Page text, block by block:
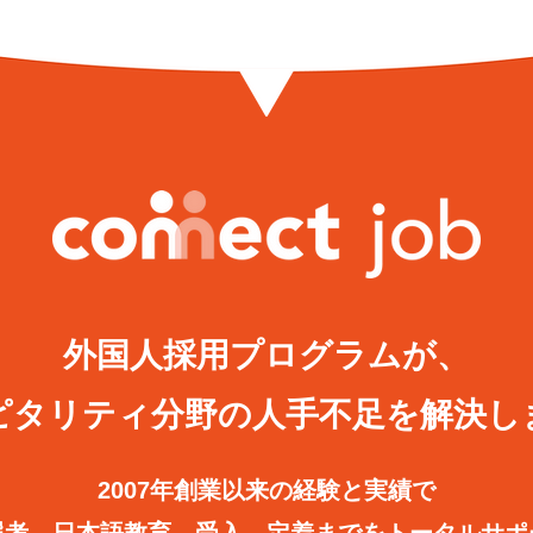
外国人採用プログラムが、
タリティ分野の人手不足を解決し
2007年創業以来の経験と実績で